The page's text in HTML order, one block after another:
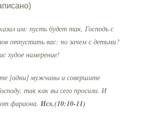
им: пусть будет так, Господь с
отпустить вас: но зачем с детьми?
худое намерение!
[одни] мужчины и совершите
так как вы сего просили. И
фараона. Исх.(10:10-11)